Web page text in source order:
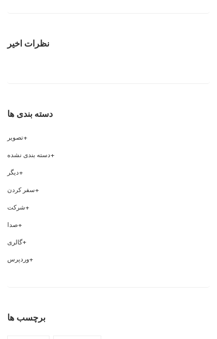
نظرات اخیر
دسته بندی ها
تصویر
دسته بندی نشده
دیگر
سفر کردن
شرکت
صدا
گالری
وردپرس
برچسب ها